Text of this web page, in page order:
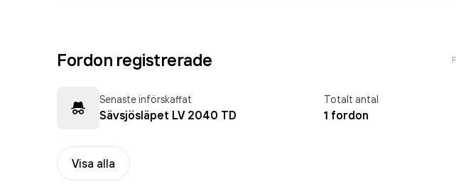
Fordon registrerade
Senaste införskaffat
Sävsjösläpet LV 2040 TD
Totalt antal
1 fordon
Visa alla